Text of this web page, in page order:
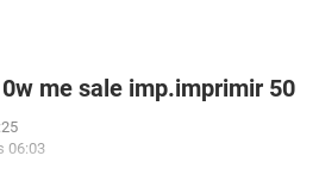
me sale imp.imprimir 50
06:03